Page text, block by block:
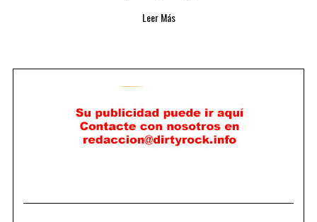
Leer Más